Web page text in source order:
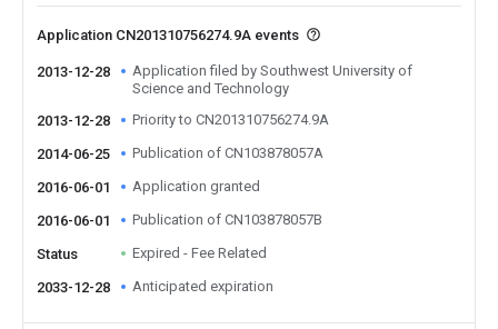
Application CN201310756274.9A events
2013-12-28
Application filed by Southwest University of
Science and Technology
2013-12-28
Priority to CN201310756274.9A
2014-06-25 Publication of CN103878057A
2016-06-01 Application granted
2016-06-01 Publication of CN103878057B
Status Expired - Fee Related
2033-12-28 Anticipated expiration